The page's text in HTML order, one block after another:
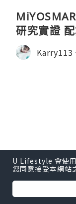
研究實證
Karry113
U Lifestyle 會使
您同意接受本網站